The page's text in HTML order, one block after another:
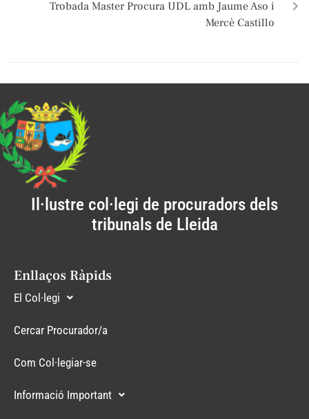
Trobada Master Procura UDL amb Jaume Aso i
Mercè Castillo
Il·lustre col·legi de procuradors dels
tribunals de Lleida
Enllaços Ràpids
El Col·legi
Cercar Procurador/a
Com Col·legiar-se
Informació Important